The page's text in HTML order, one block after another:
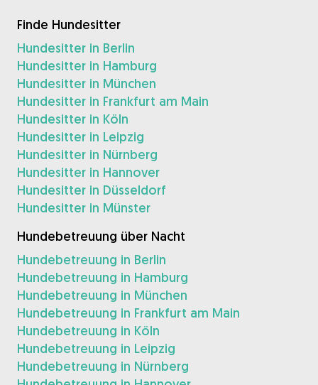
Finde Hundesitter
Hundesitter in Berlin
Hundesitter in Hamburg
Hundesitter in München
Hundesitter in Frankfurt am Main
Hundesitter in Köln
Hundesitter in Leipzig
Hundesitter in Nürnberg
Hundesitter in Hannover
Hundesitter in Düsseldorf
Hundesitter in Münster
Hundebetreuung über Nacht
Hundebetreuung in Berlin
Hundebetreuung in Hamburg
Hundebetreuung in München
Hundebetreuung in Frankfurt am Main
Hundebetreuung in Köln
Hundebetreuung in Leipzig
Hundebetreuung in Nürnberg